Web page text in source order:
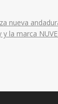
nueva
y la marca